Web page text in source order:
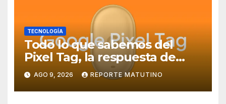
TECNOLOGÍA
Todo lo que sabemos del
Pixel Tag, la respuesta de
Google a los AirTag:
características, precio y más
AGO 9, 2026 REPORTE MATUTINO